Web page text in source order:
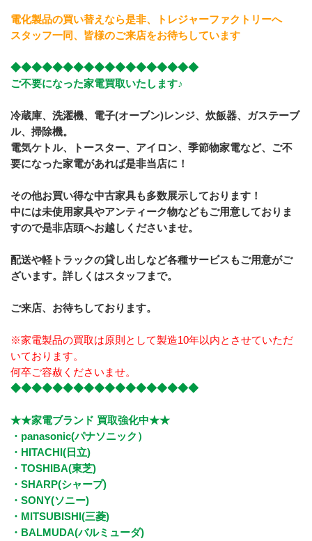
電化製品の買い替えなら是非、トレジャーファクトリーへ
スタッフ一同、皆様のご来店をお待ちしています
◆◆◆◆◆◆◆◆◆◆◆◆◆◆◆◆◆◆
ご不要になった家電買取いたします♪
冷蔵庫、洗濯機、電子(オーブン)レンジ、炊飯器、ガステーブ
ル、掃除機。
電気ケトル、トースター、アイロン、季節物家電など、ご不
要になった家電があれば是非当店に！
その他お買い得な中古家具も多数展示しております！
中には未使用家具やアンティーク物などもご用意しておりま
すので是非店頭へお越しくださいませ。
配送や軽トラックの貸し出しなど各種サービスもご用意がご
ざいます。詳しくはスタッフまで。
ご来店、お待ちしております。
※家電製品の買取は原則として製造10年以内とさせていただ
いております。
何卒ご容赦くださいませ。
◆◆◆◆◆◆◆◆◆◆◆◆◆◆◆◆◆◆
★★家電ブランド 買取強化中★★
・panasonic(パナソニック）
・HITACHI(日立)
・TOSHIBA(東芝)
・​SHARP(シャープ)
・SONY(ソニー)
・MITSUBISHI(三菱)
・BALMUDA(バルミューダ)